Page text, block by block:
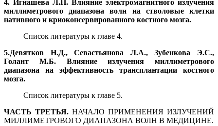
4. Игнашева Л.П. Влияние электромагнитного излучения
миллиметрового диапазона волн на стволовые клетки
нативного и криоконсервированного костного мозга.
Список литературы к главе 4.
5.Девятков Н.Д., Севастьянова Л.А., Зубенкова Э.С.,
Голант М.Б. Влияние излучения миллиметрового
диапазона на эффективность трансплантации костного
мозга.
Список литературы к главе 5.
ЧАСТЬ ТРЕТЬЯ. НАЧАЛО ПРИМЕНЕНИЯ ИЗЛУЧЕНИЙ
МИЛЛИМЕТРОВОГО ДИАПАЗОНА ВОЛН В МЕДИЦИНЕ.